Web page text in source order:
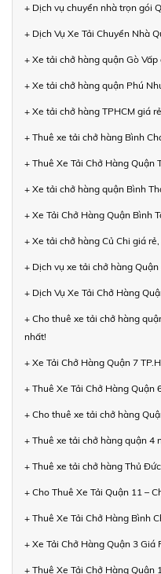
+ Dịch vụ chuyển nhà trọn gói
+ Dịch Vụ Xe Tải Chuyển Nhà
+ Xe tải chở hàng quận Gò
+ Xe tải chở hàng quận Phú
+ Xe tải chở hàng TPHCM giá
+ Thuê xe tải chở hàng Bình
+ Thuê Xe Tải Chở Hàng Quận
+ Xe tải chở hàng quận Bình
+ Xe Tải Chở Hàng Quận Bình
+ Xe tải chở hàng Củ Chi giá
+ Dịch vụ xe tải chở hàng
+ Dịch Vụ Xe Tải Chở Hàng
+ Cho thuê xe tải chở hàng
nhất!
+ Xe Tải Chở Hàng Quận 7
+ Thuê Xe Tải Chở Hàng Quận
+ Cho thuê xe tải chở hàng
+ Thuê xe tải chở hàng quận 4
+ Thuê xe tải chở hàng Thủ
+ Cho Thuê Xe Tải Quận 11 –
+ Thuê Xe Tải Chở Hàng Bình
+ Xe Tải Chở Hàng Quận 3 Giá
+ Thuê Xe Tải Chở Hàng Quận